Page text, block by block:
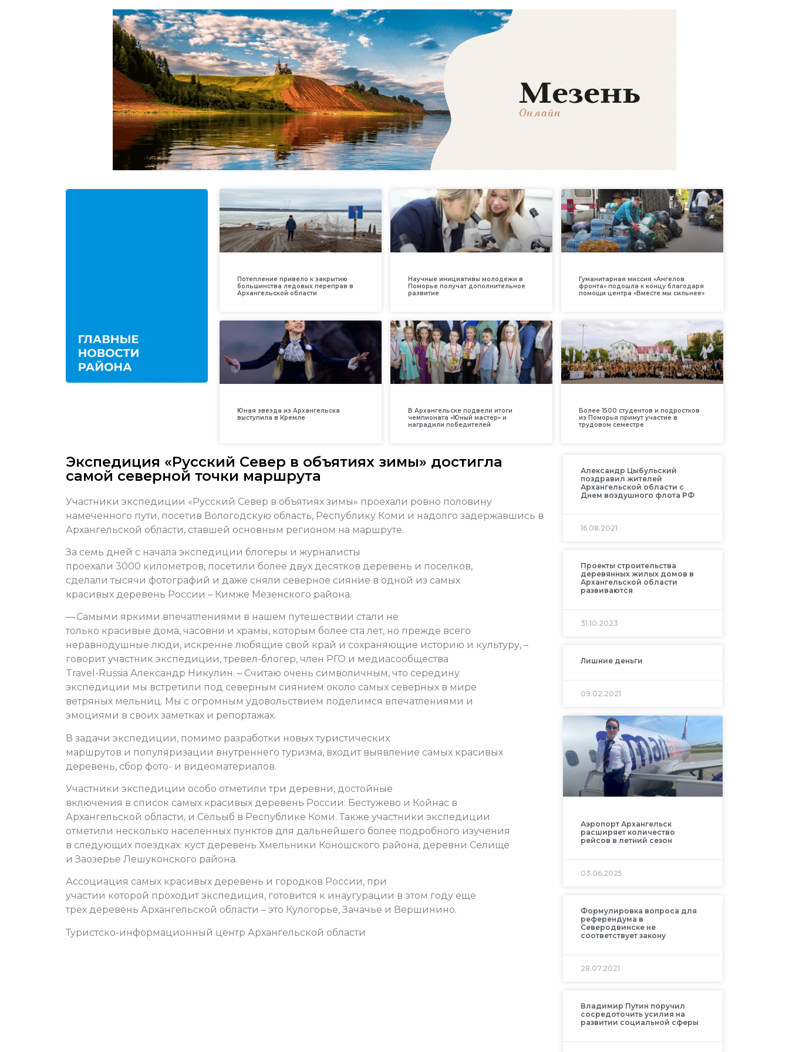
Потепление привело к закрытию
большинства ледовых переправ в
Архангельской области
Научные инициативы молодежи в
Поморье получат дополнительное
развитие
Гуманитарная миссия «Ангелов
фронта» подошла к концу благодаря
помощи центра «Вместе мы сильнее»
Юная звезда из Архангельска
выступила в Кремле
В Архангельске подвели итоги
чемпионата «Юный мастер» и
наградили победителей
Более 1500 студентов и подростков
из Поморья примут участие в
трудовом семестре
Экспедиция «Русский Север в объятиях зимы» достигла
самой северной точки маршрута
Участники экспедиции «Русский Север в объятиях зимы» проехали ровно половину
намеченного пути, посетив Вологодскую область, Республику Коми и надолго задержавшись в
Архангельской области, ставшей основным регионом на маршруте.
За семь дней с начала экспедиции блогеры и журналисты
проехали 3000 километров, посетили более двух десятков деревень и поселков,
сделали тысячи фотографий и даже сняли северное сияние в одной из самых
красивых деревень России – Кимже Мезенского района.
— Самыми яркими впечатлениями в нашем путешествии стали не
только красивые дома, часовни и храмы, которым более ста лет, но прежде всего
неравнодушные люди, искренне любящие свой край и сохраняющие историю и культуру, –
говорит участник экспедиции, тревел-блогер, член РГО и медиасообщества
Travel-Russia Александр Никулин. – Считаю очень символичным, что середину
экспедиции мы встретили под северным сиянием около самых северных в мире
ветряных мельниц. Мы с огромным удовольствием поделимся впечатлениями и
эмоциями в своих заметках и репортажах.
В задачи экспедиции, помимо разработки новых туристических
маршрутов и популяризации внутреннего туризма, входит выявление самых красивых
деревень, сбор фото- и видеоматериалов.
Участники экспедиции особо отметили три деревни, достойные
включения в список самых красивых деревень России: Бестужево и Койнас в
Архангельской области, и Сёльыб в Республике Коми. Также участники экспедиции
отметили несколько населенных пунктов для дальнейшего более подробного изучения
в следующих поездках: куст деревень Хмельники Коношского района, деревни Селище
и Заозерье Лешуконского района.
Ассоциация самых красивых деревень и городков России, при
участии которой проходит экспедиция, готовится к инаугурации в этом году еще
трех деревень Архангельской области – это Кулогорье, Зачачье и Вершинино.
Туристско-информационный центр Архангельской области
Александр Цыбульский
поздравил жителей
Архангельской области с
Днем воздушного флота РФ
16.08.2021
Проекты строительства
деревянных жилых домов в
Архангельской области
развиваются
31.10.2023
Лишние деньги
09.02.2021
Аэропорт Архангельск
расширяет количество
рейсов в летний сезон
03.06.2025
Формулировка вопроса для
референдума в
Северодвинске не
соответствует закону
28.07.2021
Владимир Путин поручил
сосредоточить усилия на
развитии социальной сферы